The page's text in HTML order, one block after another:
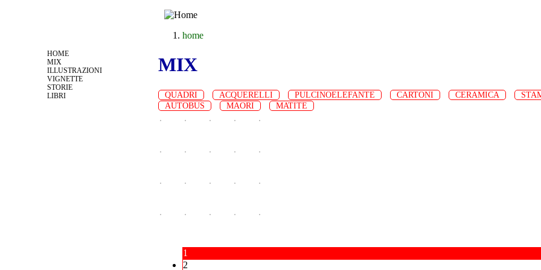
HOME
MIX
ILLUSTRAZIONI
VIGNETTE
STORIE
LIBRI
home
MIX
QUADRI ACQUERELLI PULCINOELEFANTE CARTONI CERAMICA
AUTOBUS
MAORI MATITE
Pagine
1
2